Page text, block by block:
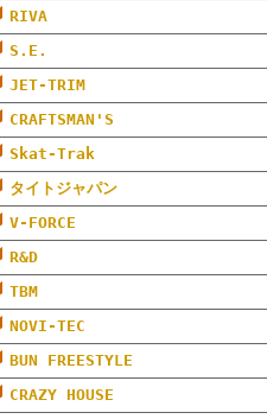
RIVA
S.E.
JET-TRIM
CRAFTSMAN'S
Skat-Trak
タイトジャパン
V-FORCE
R&D
TBM
NOVI-TEC
BUN FREESTYLE
CRAZY HOUSE